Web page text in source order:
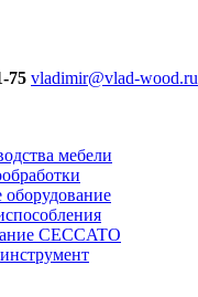
75 vladimir@vlad-wood.ru
мебели
CECCATO